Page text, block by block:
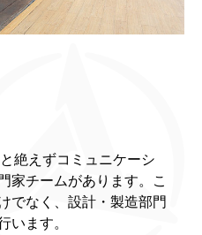
絶えずコミュニケーシ
家チームがあります。こ
でなく、設計・製造部門
ます。